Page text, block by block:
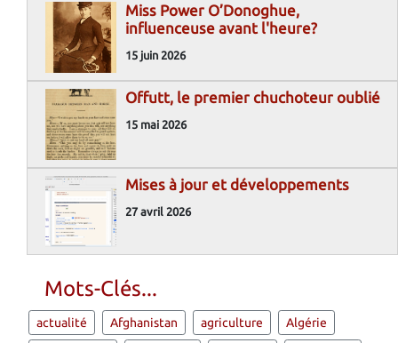
Miss Power O’Donoghue,
influenceuse avant l'heure?
15 juin 2026
Offutt, le premier chuchoteur oublié
15 mai 2026
Mises à jour et développements
27 avril 2026
Mots-Clés...
actualité Afghanistan agriculture Algérie